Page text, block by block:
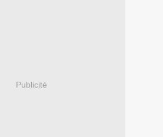
Publicité